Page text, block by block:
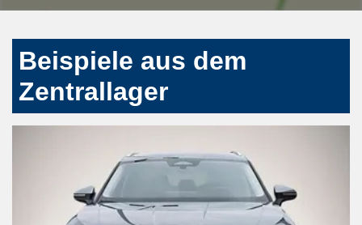
Beispiele aus dem
Zentrallager